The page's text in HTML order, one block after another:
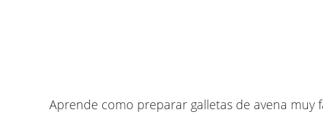
Aprende como preparar galletas de avena muy